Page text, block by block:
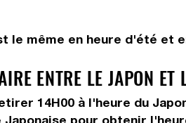
le même en heure d'été et
ENTRE LE JAPON ET
14H00 à l'heure du
Japonaise pour obtenir